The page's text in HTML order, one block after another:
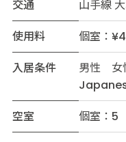
交通
山手線
使用料
個室：
入居条件
男性 女
空室
個室：5